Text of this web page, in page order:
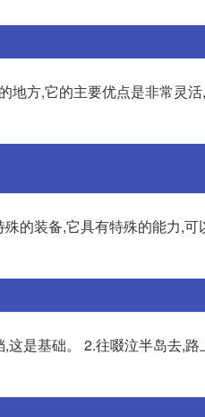
地方,它的主要优点是非常灵
的装备,它具有特殊的能力,可
是基础。 2.往啜泣半岛去,